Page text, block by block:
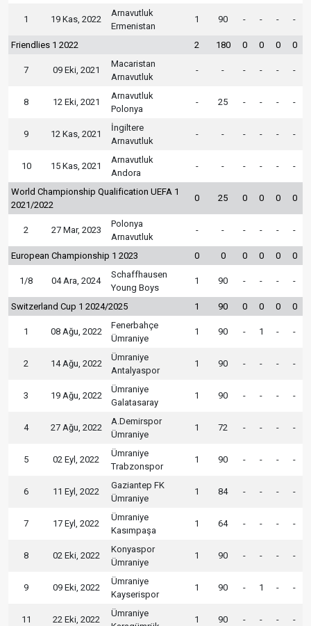
1 19 Kas, 2022
Arnavutluk
Ermenistan
1 90 - - - -
Friendlies 1 2022 2 180 0 0 0 0
7 09 Eki, 2021
Macaristan
Arnavutluk
- - - - - -
8 12 Eki, 2021
Arnavutluk
Polonya
- 25 - - - -
9 12 Kas, 2021
İngiltere
Arnavutluk
- - - - - -
10 15 Kas, 2021
Arnavutluk
Andora
- - - - - -
World Championship Qualification UEFA 1
2021/2022
0 25 0 0 0 0
2 27 Mar, 2023
Polonya
Arnavutluk
- - - - - -
European Championship 1 2023 0 0 0 0 0 0
1/8 04 Ara, 2024
Schaffhausen
Young Boys
1 90 - - - -
Switzerland Cup 1 2024/2025 1 90 0 0 0 0
1 08 Ağu, 2022
Fenerbahçe
Ümraniye
1 90 - 1 - -
2 14 Ağu, 2022
Ümraniye
Antalyaspor
1 90 - - - -
3 19 Ağu, 2022
Ümraniye
Galatasaray
1 90 - - - -
4 27 Ağu, 2022
A.Demirspor
Ümraniye
1 72 - - - -
5 02 Eyl, 2022
Ümraniye
Trabzonspor
1 90 - - - -
6 11 Eyl, 2022
Gaziantep FK
Ümraniye
1 84 - - - -
7 17 Eyl, 2022
Ümraniye
Kasımpaşa
1 64 - - - -
8 02 Eki, 2022
Konyaspor
Ümraniye
1 90 - - - -
9 09 Eki, 2022
Ümraniye
Kayserispor
1 90 - 1 - -
11 22 Eki, 2022
Ümraniye
1 90 - - - -